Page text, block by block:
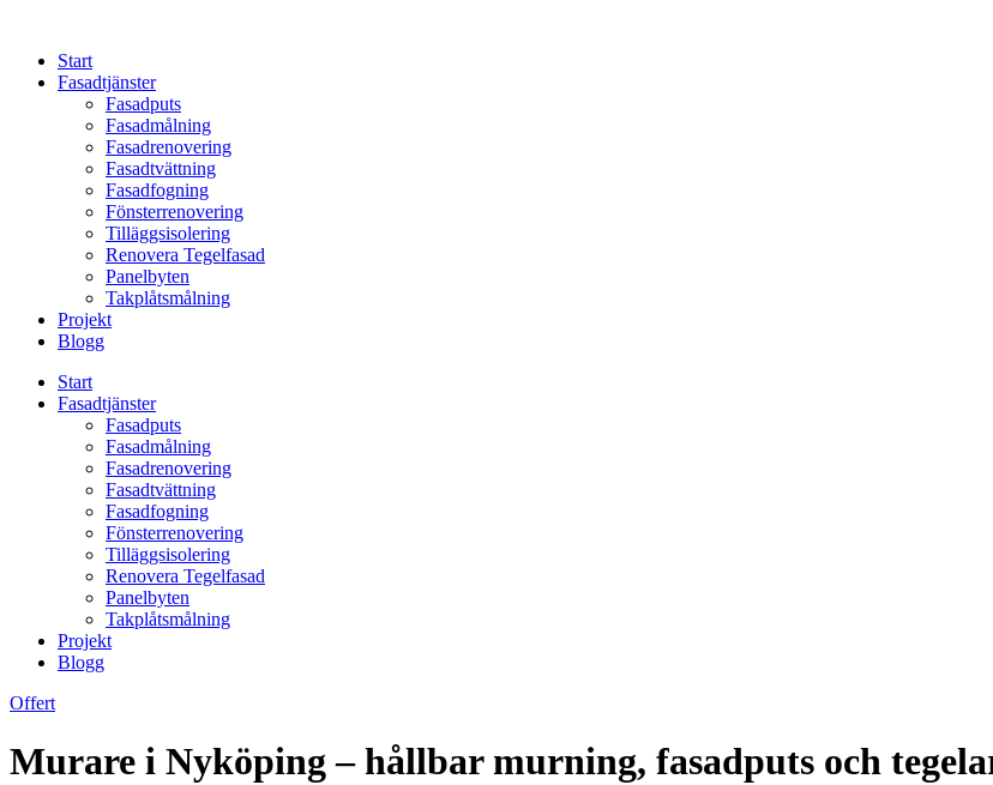
contentStart
Fasadtjänster
Fasadputs
Fasadmålning
Fasadrenovering
Fasadtvättning
Fasadfogning
Fönsterrenovering
Tilläggsisolering
Renovera Tegelfasad
Panelbyten
Takplåtsmålning
Projekt
Blogg
Start
Fasadtjänster
Fasadputs
Fasadmålning
Fasadrenovering
Fasadtvättning
Fasadfogning
Fönsterrenovering
Tilläggsisolering
Renovera Tegelfasad
Panelbyten
Takplåtsmålning
Projekt
Blogg
Offert
Murare i Nyköping – hållbar murning, fasadputs och